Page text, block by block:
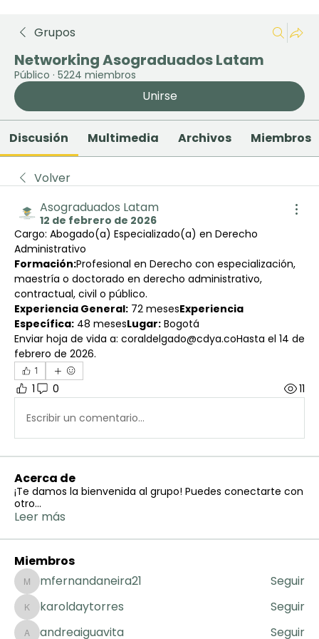
Grupos
Networking Asograduados Latam
Público · 5224 miembros
Unirse
Discusión Multimedia Archivos Miembros
Volver
Asograduados Latam
12 de febrero de 2026
Cargo: Abogado(a) Especializado(a) en Derecho
Administrativo
Formación:Profesional en Derecho con especialización,
maestría o doctorado en derecho administrativo,
contractual, civil o público.
Experiencia General: 72 mesesExperiencia
Específica: 48 mesesLugar: Bogotá
Enviar hoja de vida a: coraldelgado@cdya.coHasta el 14 de
febrero de 2026.
1
1 0 11
Escribir un comentario...
Acerca de
¡Te damos la bienvenida al grupo! Puedes conectarte con
otro...
Leer más
Miembros
mfernandaneira21
mfernandaneira21 Seguir
karoldaytorres
karoldaytorres Seguir
andreaiguavita Seguir